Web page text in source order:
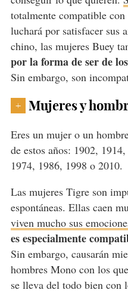
totalmente compatible
luchará por satisfacer sus
chino, las mujeres Buey
por la forma de ser de
Sin embargo, son
+ Mujeres y
Eres un mujer o un
de estos años: 1902,
1974, 1986, 1998 o 2010.
Las mujeres Tigre son
espontáneas. Ellas caen
viven mucho sus
es especialmente
Sin embargo, causarán
hombres Mono con los
se lleva del todo bien con